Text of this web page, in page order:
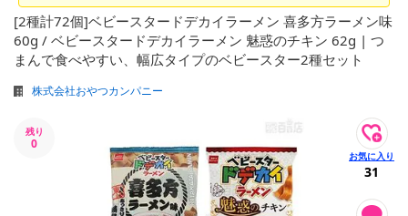
[2種計72個]ベビースタードデカイラーメン 喜多方ラーメン味
60g / ベビースタードデカイラーメン 魅惑のチキン 62g | つ
まんで食べやすい、幅広タイプのベビースター2種セット
株式会社おやつカンパニー
残り
0
31